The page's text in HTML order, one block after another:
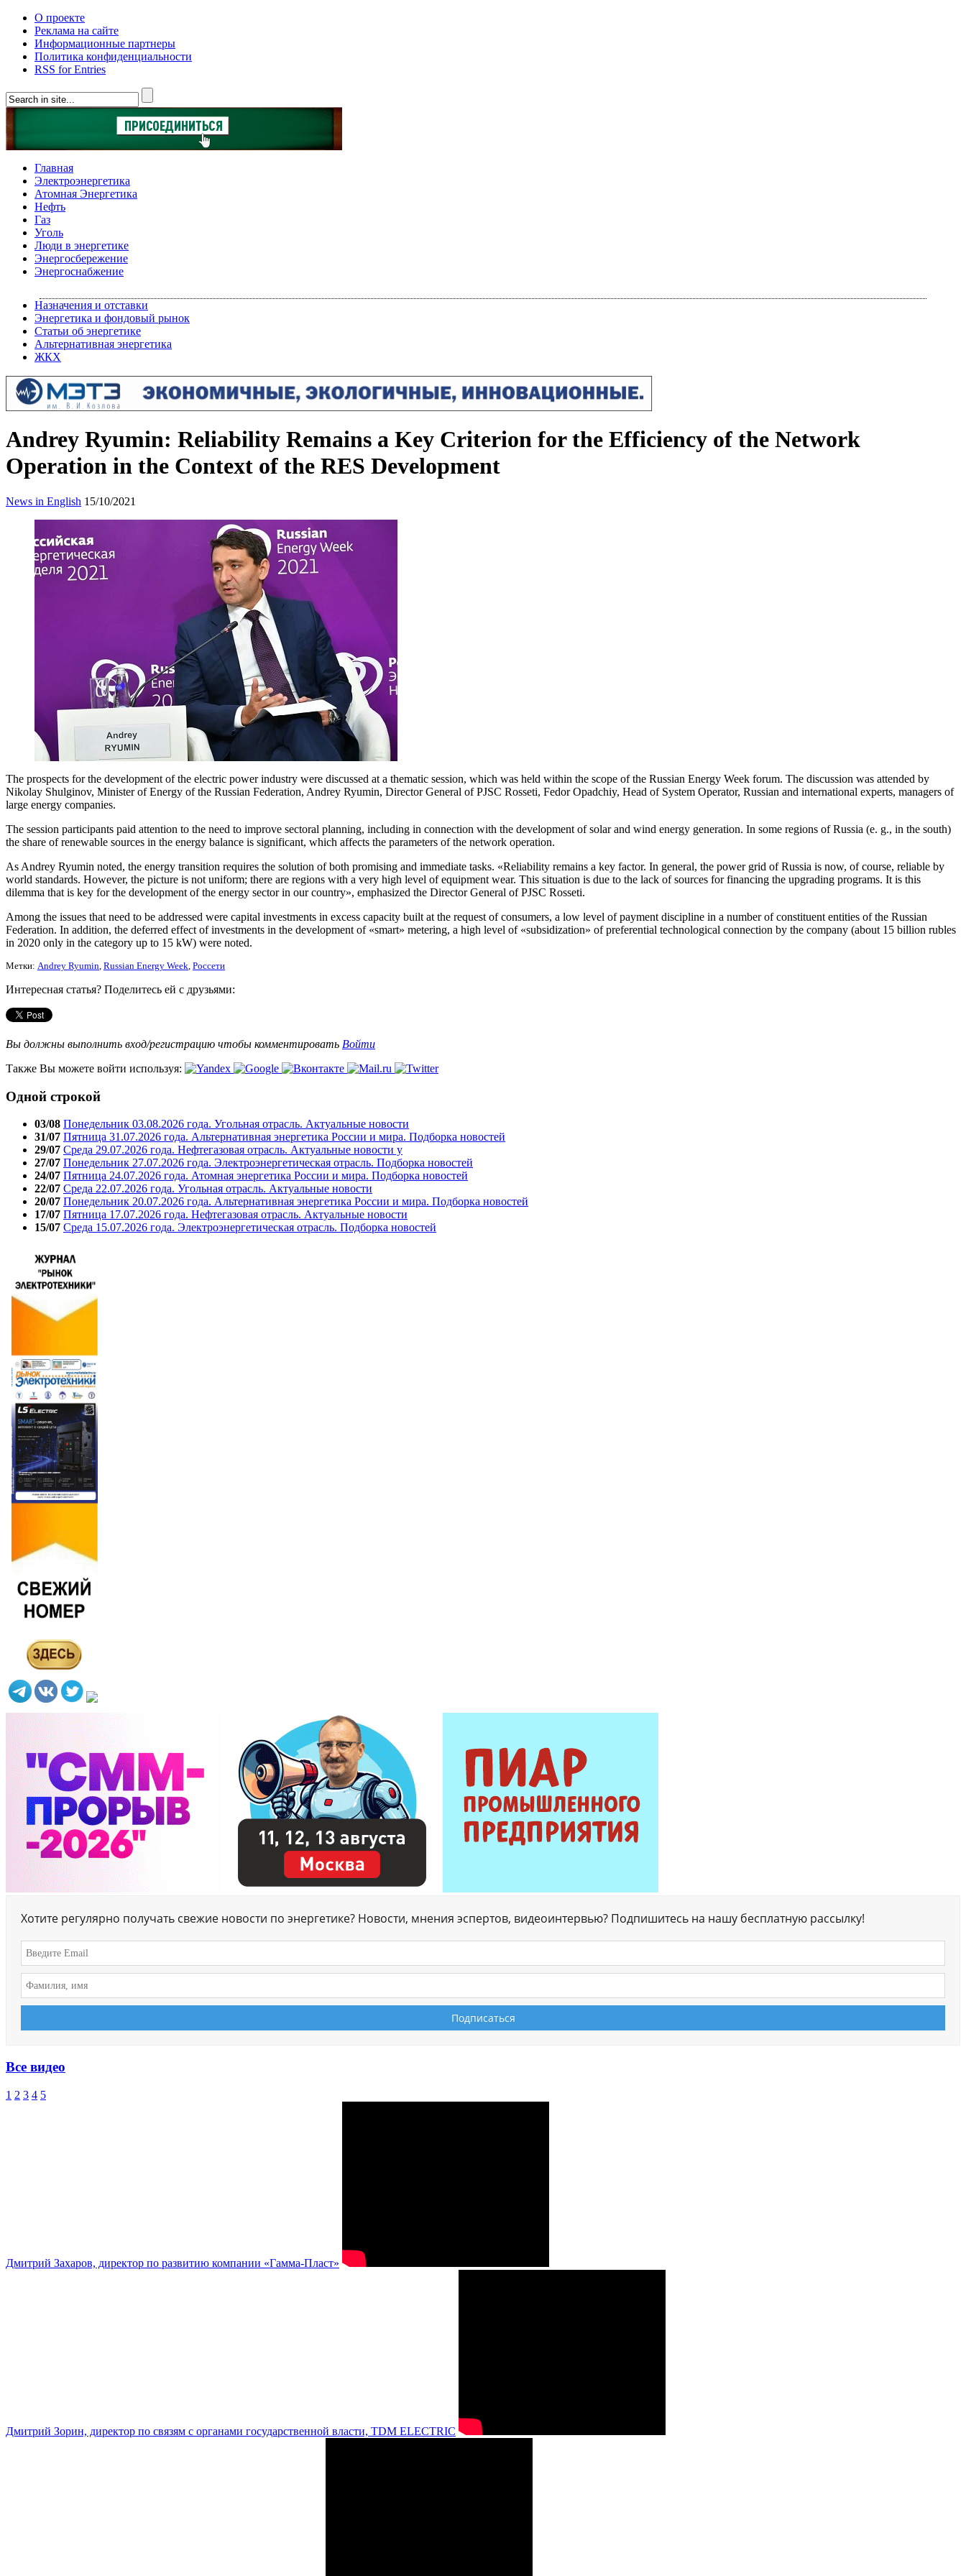
О проекте
Реклама на сайте
Информационные партнеры
Политика конфиденциальности
RSS for Entries
Главная
Электроэнергетика
Атомная Энергетика
Нефть
Газ
Уголь
Люди в энергетике
Энергосбережение
Энергоснабжение
Назначения и отставки
Энергетика и фондовый рынок
Статьи об энергетике
Альтернативная энергетика
ЖКХ
Andrey Ryumin: Reliability Remains a Key Criterion for the Efficiency of the Network
Operation in the Context of the RES Development
News in English 15/10/2021
The prospects for the development of the electric power industry were discussed at a thematic session, which was held within the scope of the Russian Energy Week forum. The discussion was attended by
Nikolay Shulginov, Minister of Energy of the Russian Federation, Andrey Ryumin, Director General of PJSC Rosseti, Fedor Opadchiy, Head of System Operator, Russian and international experts, managers of
large energy companies.
The session participants paid attention to the need to improve sectoral planning, including in connection with the development of solar and wind energy generation. In some regions of Russia (e. g., in the south)
the share of renewable sources in the energy balance is significant, which affects the parameters of the network operation.
As Andrey Ryumin noted, the energy transition requires the solution of both promising and immediate tasks. «Reliability remains a key factor. In general, the power grid of Russia is now, of course, reliable by
world standards. However, the picture is not uniform; there are regions with a very high level of equipment wear. This situation is due to the lack of sources for financing the upgrading programs. It is this
dilemma that is key for the development of the energy sector in our country», emphasized the Director General of PJSC Rosseti.
Among the issues that need to be addressed were capital investments in excess capacity built at the request of consumers, a low level of payment discipline in a number of constituent entities of the Russian
Federation. In addition, the deferred effect of investments in the development of «smart» metering, a high level of «subsidization» of preferential technological connection by the company (about 15 billion rubles
in 2020 only in the category up to 15 kW) were noted.
Метки: Andrey Ryumin, Russian Energy Week, Россети
Интересная статья? Поделитесь ей с друзьями:
Вы должны выполнить вход/регистрацию чтобы комментировать Войти
Также Вы можете войти используя:
Одной строкой
03/08 Понедельник 03.08.2026 года. Угольная отрасль. Актуальные новости
31/07 Пятница 31.07.2026 года. Альтернативная энергетика России и мира. Подборка новостей
29/07 Среда 29.07.2026 года. Нефтегазовая отрасль. Актуальные новости у
27/07 Понедельник 27.07.2026 года. Электроэнергетическая отрасль. Подборка новостей
24/07 Пятница 24.07.2026 года. Атомная энергетика России и мира. Подборка новостей
22/07 Среда 22.07.2026 года. Угольная отрасль. Актуальные новости
20/07 Понедельник 20.07.2026 года. Альтернативная энергетика России и мира. Подборка новостей
17/07 Пятница 17.07.2026 года. Нефтегазовая отрасль. Актуальные новости
15/07 Среда 15.07.2026 года. Электроэнергетическая отрасль. Подборка новостей
Хотите регулярно получать свежие новости по энергетике? Новости, мнения эспертов, видеоинтервью? Подпишитесь на нашу бесплатную рассылку!
Все видео
1 2 3 4 5
Дмитрий Захаров, директор по развитию компании «Гамма-Пласт»
Дмитрий Зорин, директор по связям с органами государственной власти, TDM ELECTRIC